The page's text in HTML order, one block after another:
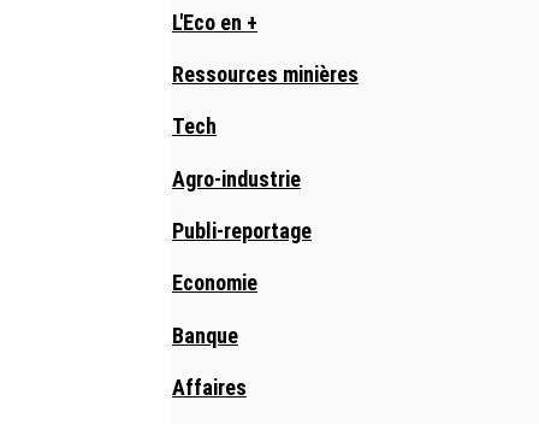
L'Eco en +
Ressources minières
Tech
Agro-industrie
Publi-reportage
Economie
Banque
Affaires